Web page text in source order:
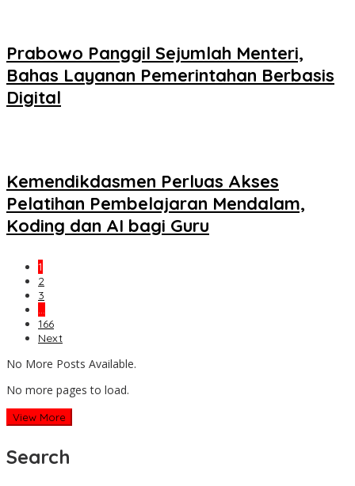
Prabowo Panggil Sejumlah Menteri,
Bahas Layanan Pemerintahan Berbasis
Digital
Kemendikdasmen Perluas Akses
Pelatihan Pembelajaran Mendalam,
Koding dan AI bagi Guru
1
2
3
…
166
Next
No More Posts Available.
No more pages to load.
View More
Search